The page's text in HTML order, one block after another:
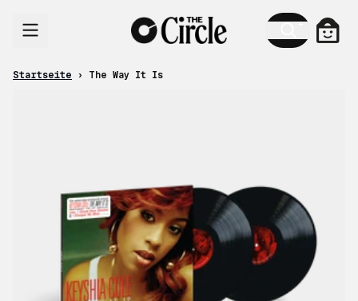
Startseite › The Way It Is